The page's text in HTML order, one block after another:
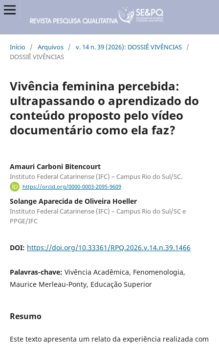
Início / Arquivos / v. 14 n. 39 (2026): DOSSIÊ VIVÊNCIAS /
DOSSIÊ VIVÊNCIAS
Vivência feminina percebida:
ultrapassando o aprendizado do
conteúdo proposto pelo vídeo
documentário como ela faz?
Amauri Carboni Bitencourt
Instituto Federal Catarinense (IFC) – Campus Rio do Sul/SC.
https://orcid.org/0000-0003-2095-9609
Solange Aparecida de Oliveira Hoeller
Instituto Federal Catarinense (IFC) – Campus Rio do Sul/SC e
PPGE/IFC
DOI: https://doi.org/10.33361/RPQ.2026.v.14.n.39.1466
Palavras-chave: Vivência Acadêmica, Fenomenologia,
Maurice Merleau-Ponty, Educação Superior
Resumo
Este texto apresenta um relato da experiência realizada com